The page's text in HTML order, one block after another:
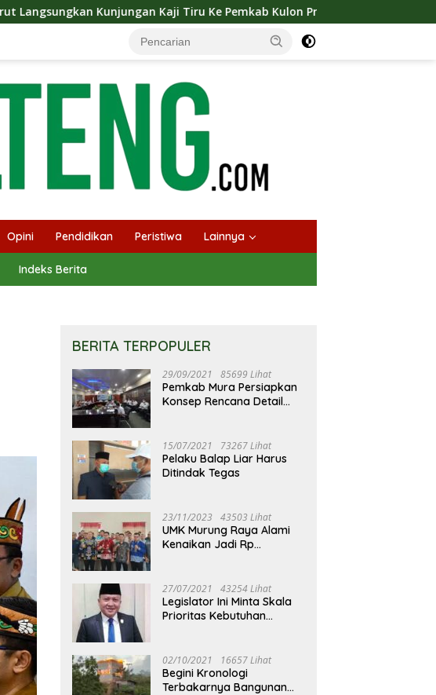
Kaji Tiru Ke Pemkab Kulon Progo Langsungkan Kaji Tiru, Bupati
Opini Pendidikan Peristiwa Lainnya
Indeks Berita
BERITA TERPOPULER
29/09/2021 85699 Lihat
Pemkab Mura Persiapkan
Konsep Rencana Detail
15/07/2021 73267 Lihat
Pelaku Balap Liar Harus
Ditindak Tegas
23/11/2023 43503 Lihat
UMK Murung Raya Alami
Kenaikan Jadi Rp
27/07/2021 43254 Lihat
Legislator Ini Minta Skala
Prioritas Kebutuhan
02/10/2021 16657 Lihat
Begini Kronologi
Terbakarnya Bangunan